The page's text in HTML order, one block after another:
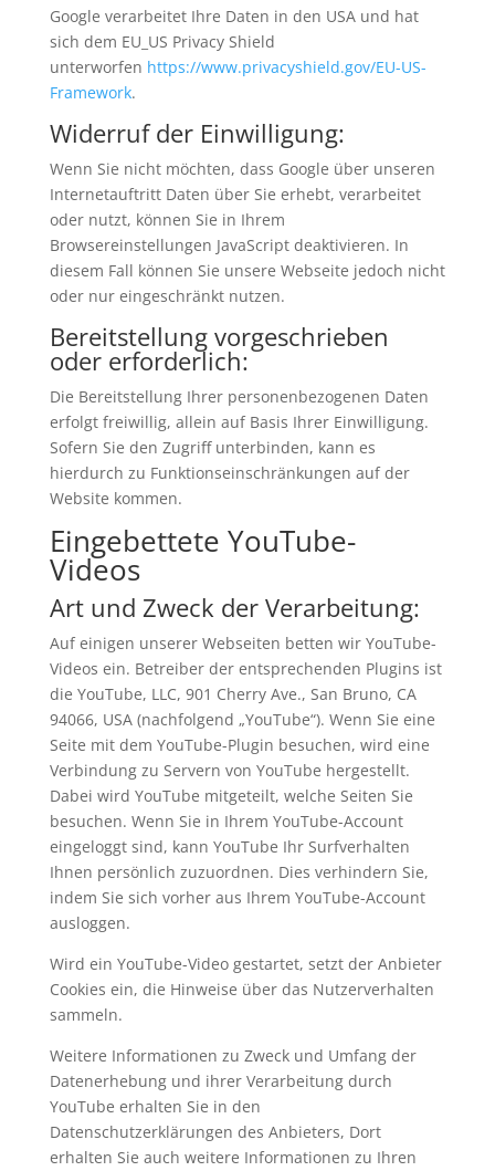
Google verarbeitet Ihre Daten in den USA und hat
sich dem EU_US Privacy Shield
unterworfen https://www.privacyshield.gov/EU-US-
Framework.
Widerruf der Einwilligung:
Wenn Sie nicht möchten, dass Google über unseren
Internetauftritt Daten über Sie erhebt, verarbeitet
oder nutzt, können Sie in Ihrem
Browsereinstellungen JavaScript deaktivieren. In
diesem Fall können Sie unsere Webseite jedoch nicht
oder nur eingeschränkt nutzen.
Bereitstellung vorgeschrieben
oder erforderlich:
Die Bereitstellung Ihrer personenbezogenen Daten
erfolgt freiwillig, allein auf Basis Ihrer Einwilligung.
Sofern Sie den Zugriff unterbinden, kann es
hierdurch zu Funktionseinschränkungen auf der
Website kommen.
Eingebettete YouTube-
Videos
Art und Zweck der Verarbeitung:
Auf einigen unserer Webseiten betten wir YouTube-
Videos ein. Betreiber der entsprechenden Plugins ist
die YouTube, LLC, 901 Cherry Ave., San Bruno, CA
94066, USA (nachfolgend „YouTube“). Wenn Sie eine
Seite mit dem YouTube-Plugin besuchen, wird eine
Verbindung zu Servern von YouTube hergestellt.
Dabei wird YouTube mitgeteilt, welche Seiten Sie
besuchen. Wenn Sie in Ihrem YouTube-Account
eingeloggt sind, kann YouTube Ihr Surfverhalten
Ihnen persönlich zuzuordnen. Dies verhindern Sie,
indem Sie sich vorher aus Ihrem YouTube-Account
ausloggen.
Wird ein YouTube-Video gestartet, setzt der Anbieter
Cookies ein, die Hinweise über das Nutzerverhalten
sammeln.
Weitere Informationen zu Zweck und Umfang der
Datenerhebung und ihrer Verarbeitung durch
YouTube erhalten Sie in den
Datenschutzerklärungen des Anbieters, Dort
erhalten Sie auch weitere Informationen zu Ihren